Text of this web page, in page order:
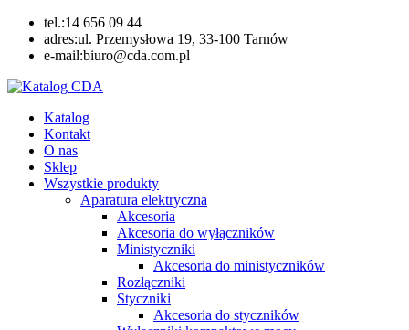
Skip
content
tel.:14 656 09 44
adres:ul. Przemysłowa 19, 33-100 Tarnów
e-mail:biuro@cda.com.pl
Katalog CDA
Automatyka przemysłowa
Katalog
Kontakt
O nas
Sklep
Wszystkie produkty
Aparatura elektryczna
Akcesoria
Akcesoria do wyłączników
Ministyczniki
Akcesoria do ministyczników
Rozłączniki
Styczniki
Akcesoria do styczników